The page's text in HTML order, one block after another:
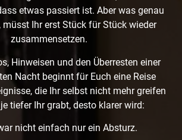
etwas passiert ist. Aber was genau
müsst Ihr erst Stück für Stück wieder
zusammensetzen.
Hinweisen und den Überresten einer
Nacht beginnt für Euch eine Reise
die Ihr selbst nicht mehr greifen
tiefer Ihr grabt, desto klarer wird:
nicht einfach nur ein Absturz.